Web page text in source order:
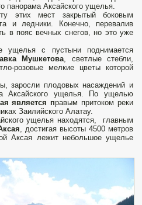
панорама Аксайского ущелья.
этих мест закрытый боковым
и ледники. Конечно, перевалив
в пояс вечных снегов, но это уже
ущелья с пустыни поднимается
Мушкетова, светлые стебли,
розовые мелкие цветы которой
заросли плодовых насаждений и
Аксайского ущелья. По ущелью
является правым притоком реки
Заилийского Алатау.
ущелья находятся, главным
, достигая высоты 4500 метров
Аксая лежит небольшое ущелье